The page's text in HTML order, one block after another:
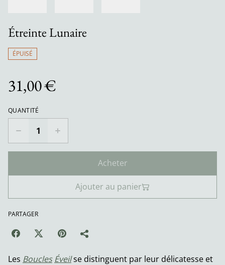
Étreinte Lunaire
ÉPUISÉ
31,00 €
QUANTITÉ
Acheter
Ajouter au panier
PARTAGER
Les Boucles Éveilse distinguent par leur délicatesse et